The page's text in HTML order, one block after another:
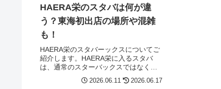
HAERA栄のスタバは何が違
う？東海初出店の場所や混雑
も！
HAERA栄のスタバーックスについてご
紹介します。HAERA栄に入るスタバ
は、通常のスターバックスではなく
「スターバックス リザーブ® カフェ 名
古屋 栄 HAERA店」です。場所は
2026.06.11 2026.06.17